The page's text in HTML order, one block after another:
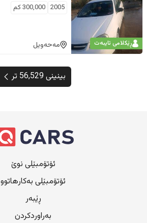
ڕێکلامی تایبەت
2005
300,000كم
مەحەویل
بینینی 56,529 تر
ئۆتۆمبێلی نوێ
ئۆتۆمبێلی بەکارهاتوو
ڕێبەر
بەراوردکردن